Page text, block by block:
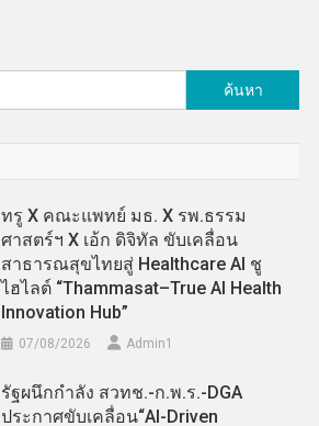
สำหรับ:
ทรู X คณะแพทย์ มธ. X รพ.ธรรม
ศาสตร์ฯ X เอ้ก ดิจิทัล ขับเคลื่อน
สาธารณสุขไทยสู่ Healthcare AI ชู
ไฮไลต์ “Thammasat–True AI Health
Innovation Hub”
07/08/2026 Admin​1
รัฐผนึกกำลัง สวทช.-ก.พ.ร.-DGA
ประกาศขับเคลื่อน“AI-Driven